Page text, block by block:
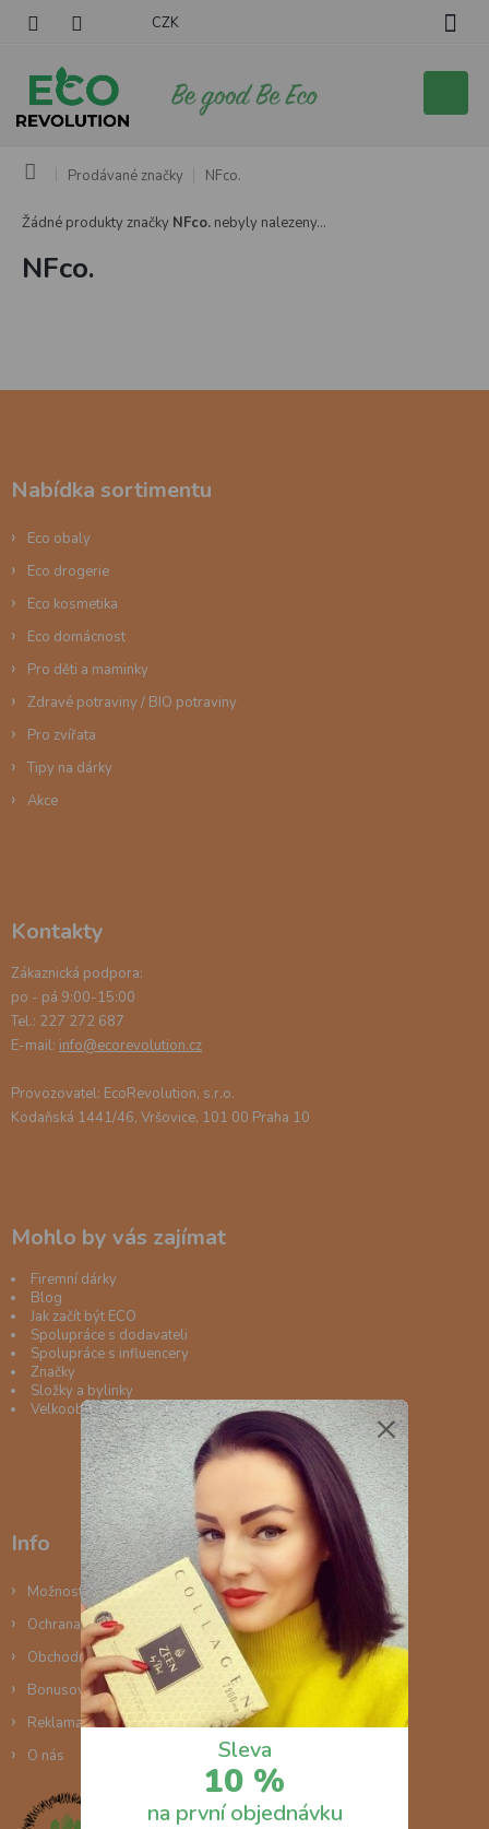
CZK
košík
Domů Prodávané značky NFco.
NFco.
Žádné produkty značky NFco. nebyly nalezeny...
Nabídka sortimentu
Eco obaly
Eco drogerie
Eco kosmetika
Eco domácnost
Pro děti a maminky
Zdravé potraviny / BIO potraviny
Pro zvířata
Tipy na dárky
Akce
Kontakty
Zákaznická podpora:
po - pá 9:00-15:00
Tel.: 227 272 687
E-mail: info@ecorevolution.cz
Provozovatel: EcoRevolution, s.r.o.
Kodaňská 1441/46, Vršovice, 101 00 Praha 10
Mohlo by vás zajímat
Firemní dárky
Blog
Jak začít být ECO
Spolupráce s dodavateli
Spolupráce s influencery
Značky
Složky a bylinky
Velkoobchod
Info
Možnosti dopravy
Ochrana osobních údajů
Obchodní podmínky
Bonusový program
Reklamace
O nás
×
Sleva
10 %
na první objednávku